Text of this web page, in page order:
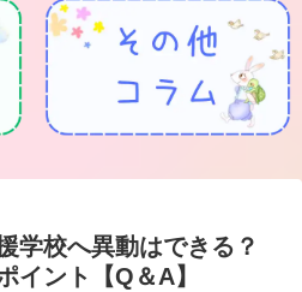
学校へ異動はできる？
イント【Q＆A】